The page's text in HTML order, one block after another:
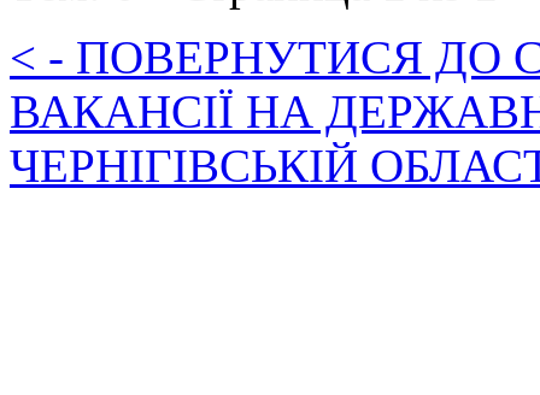
< - ПОВЕРНУТИСЯ ДО
ВАКАНСІЇ НА
ЧЕРНІГІВСЬКІЙ